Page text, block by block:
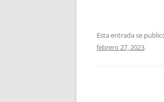
Esta entrada se
febrero 27, 2023.